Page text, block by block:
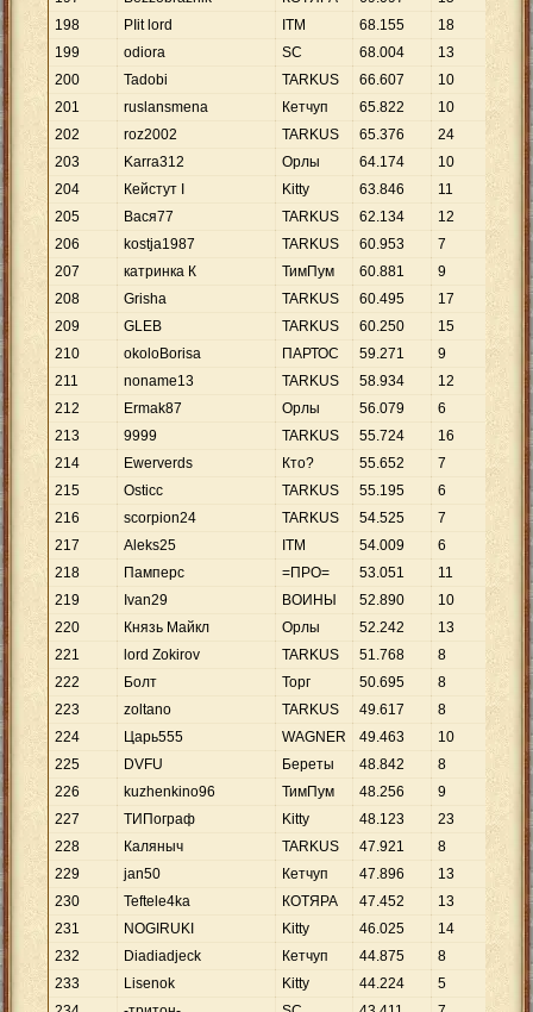
198
РIit lord ITM 68.155 18
199
odiora SC 68.004 13
200
Tadobi TARKUS 66.607 10
201
ruslansmena Кетчуп 65.822 10
202
roz2002 TARKUS 65.376 24
203
Karra312 Орлы 64.174 10
204
Кейстут I Kitty 63.846 11
205
Вася77 TARKUS 62.134 12
206
kostja1987 TARKUS 60.953 7
207
катринка К ТимПум 60.881 9
208
Grisha TARKUS 60.495 17
209
GLEB TARKUS 60.250 15
210
okoloBorisa ПАРТОС 59.271 9
211
noname13 TARKUS 58.934 12
212
Ermak87 Орлы 56.079 6
213
9999 TARKUS 55.724 16
214
Ewerverds Кто? 55.652 7
215
Osticc TARKUS 55.195 6
216
scorpion24 TARKUS 54.525 7
217
Aleks25 ITM 54.009 6
218
Памперс =ПРО= 53.051 11
219
Ivan29 ВОИНЫ 52.890 10
220
Князь Майкл Орлы 52.242 13
221
lord Zokirov TARKUS 51.768 8
222
Болт Торг 50.695 8
223
zoltano TARKUS 49.617 8
224
Царь555 WAGNER 49.463 10
225
DVFU Береты 48.842 8
226
kuzhenkino96 ТимПум 48.256 9
227
ТИПограф Kitty 48.123 23
228
Каляныч TARKUS 47.921 8
229
jan50 Кетчуп 47.896 13
230
Teftele4ka КОТЯРА 47.452 13
231
NOGIRUKI Kitty 46.025 14
232
Diadiadjeck Кетчуп 44.875 8
233
Lisenok Kitty 44.224 5